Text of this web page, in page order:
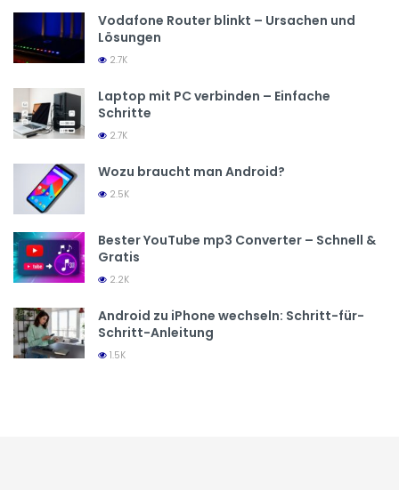
Vodafone Router blinkt – Ursachen und
Lösungen
2.7K
Laptop mit PC verbinden – Einfache
Schritte
2.7K
Wozu braucht man Android?
2.5K
Bester YouTube mp3 Converter – Schnell &
Gratis
2.2K
Android zu iPhone wechseln: Schritt-für-
Schritt-Anleitung
1.5K